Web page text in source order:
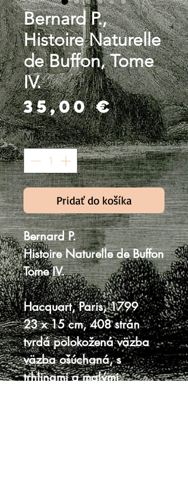
Bernard P.,
Histoire Naturelle
de Buffon, Tome
IV.
35,00 €Price
Množstvo*
Pridať do košíka
Bernard P.
Histoire Naturelle de Buffon
Tome IV.
Hacquart, Paris, 1799
23 x 15 cm, 408 strán
tvrdá polokožená väzba
väzba ošúchaná, s
trhlinami a malými